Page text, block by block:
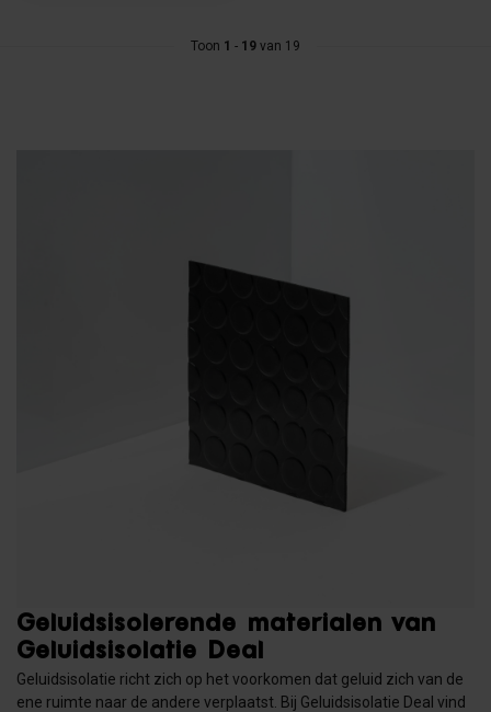
Toon 1 - 19 van 19
Geluidsisolerende materialen van
Geluidsisolatie Deal
Geluidsisolatie richt zich op het voorkomen dat geluid zich van de
ene ruimte naar de andere verplaatst. Bij Geluidsisolatie Deal vind